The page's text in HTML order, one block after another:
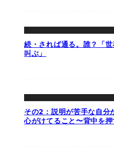
続・されば通る。誰？「
叫ぶ」
その2：説明が苦手な自分
心がけてること〜背中を